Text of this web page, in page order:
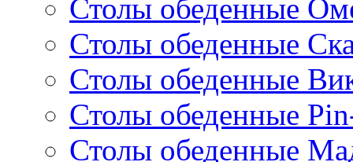
Столы обеденные
Столы обеденные
Столы обеденные
Столы обеденные
Столы обеденные